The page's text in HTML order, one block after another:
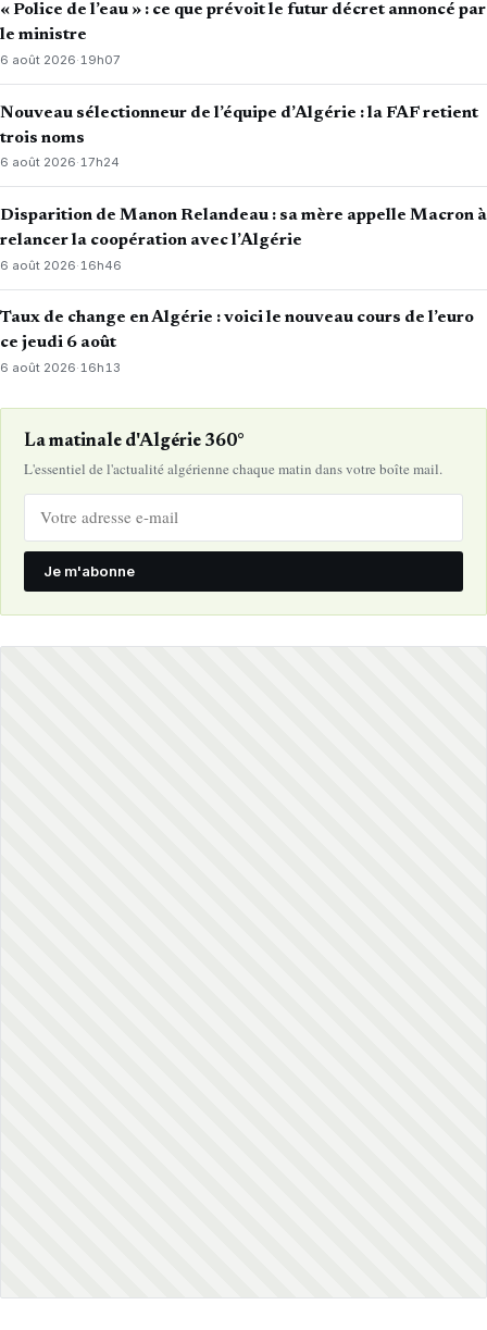
« Police de l’eau » : ce que prévoit le futur décret annoncé par
le ministre
6 août 2026·19h07
Nouveau sélectionneur de l’équipe d’Algérie : la FAF retient
trois noms
6 août 2026·17h24
Disparition de Manon Relandeau : sa mère appelle Macron à
relancer la coopération avec l’Algérie
6 août 2026· 16h46
Taux de change en Algérie : voici le nouveau cours de l’euro
ce jeudi 6 août
6 août 2026·16h13
La matinale d'Algérie 360°
L'essentiel de l'actualité algérienne chaque matin dans votre boîte mail.
Je m'abonne